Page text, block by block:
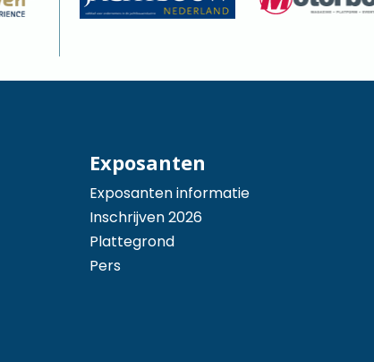
Exposanten
Exposanten informatie
Inschrijven 2026
Plattegrond
Pers